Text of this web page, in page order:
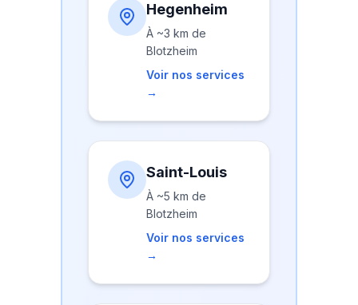
Hegenheim
À ~3 km de
Blotzheim
Voir nos services
→
Saint-Louis
À ~5 km de
Blotzheim
Voir nos services
→